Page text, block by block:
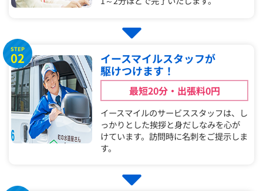
STEP
02
イースマイルスタッフが
駆けつけます！
最短20分・出張料0円
イースマイルのサービススタッフは、し
っかりとした挨拶と身だしなみを心が
けています。訪問時に名刺をご提示しま
す。